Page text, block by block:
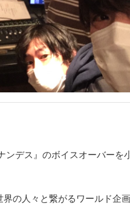
デス』のボイスオーバーを
の人々と繋がるワールド企